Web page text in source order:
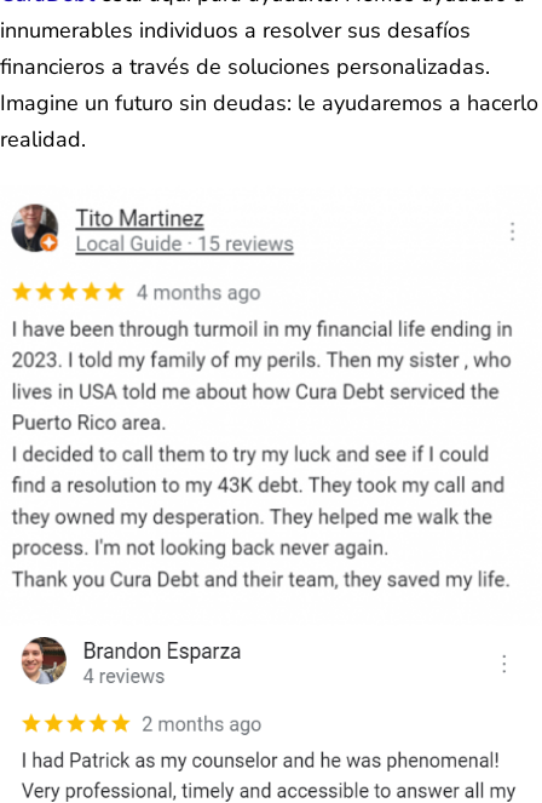
innumerables individuos a resolver sus desafíos
financieros a través de soluciones personalizadas.
Imagine un futuro sin deudas: le ayudaremos a hacerlo
realidad.